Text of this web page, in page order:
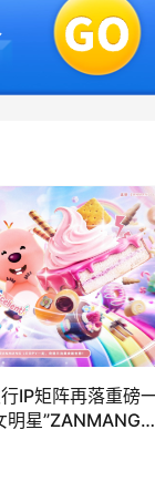
IP矩阵再落重磅
明星”ZANMANG
3D消除手游《消
光